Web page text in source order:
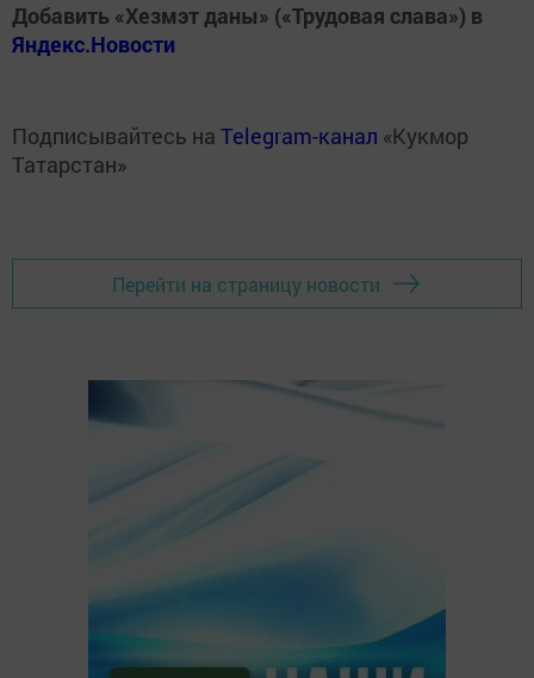
Добавить «Хезмэт даны» («Трудовая слава») в
Яндекс.Новости
Подписывайтесь на Telegram-канал «Кукмор
Татарстан»
Перейти на страницу новости